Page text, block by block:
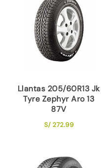
Llantas 205/60R13 Jk
Tyre Zephyr Aro 13
87V
S/272.99